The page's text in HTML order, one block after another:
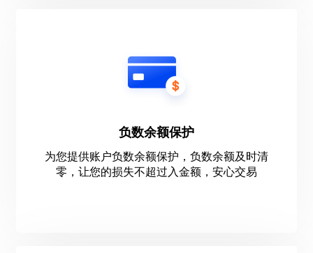
负数余额保护
为您提供账户负数余额保护，负数余额及时清
零，让您的损失不超过入金额，安心交易